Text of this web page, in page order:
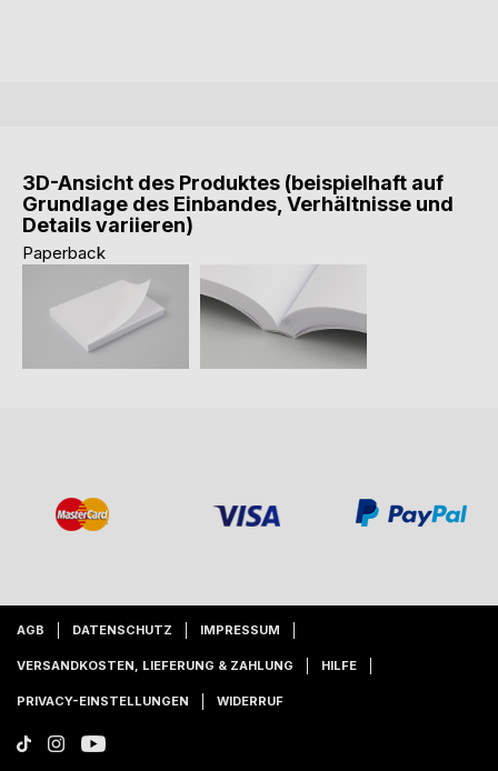
3D-Ansicht des Produktes (beispielhaft auf
Grundlage des Einbandes, Verhältnisse und
Details variieren)
Paperback
AGB DATENSCHUTZ IMPRESSUM
VERSANDKOSTEN, LIEFERUNG & ZAHLUNG HILFE
PRIVACY-EINSTELLUNGEN WIDERRUF